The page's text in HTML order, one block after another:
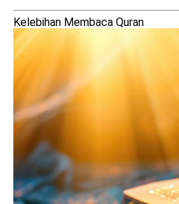
Kelebihan Membaca Quran